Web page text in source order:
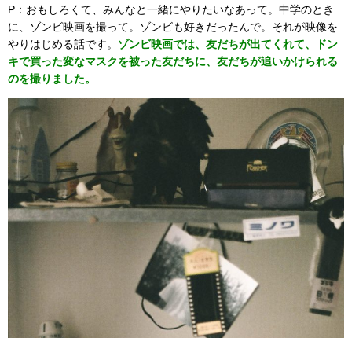
P：おもしろくて、みんなと一緒にやりたいなあって。中学のとき
に、ゾンビ映画を撮って。ゾンビも好きだったんで。それが映像を
やりはじめる話です。 ゾンビ映画では、友だちが出てくれて、ドン
キで買った変なマスクを被った友だちに、友だちが追いかけられる
のを撮りました。